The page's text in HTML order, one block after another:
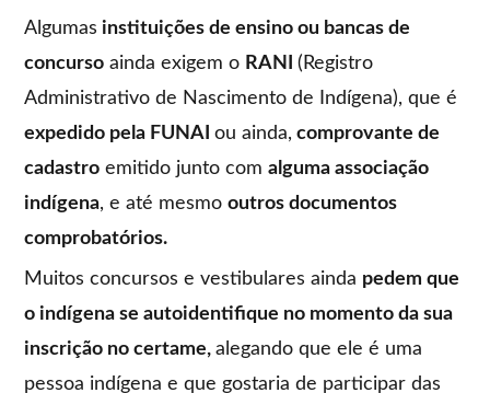
Algumas instituições de ensino ou bancas de
concurso ainda exigem o RANI(Registro
Administrativo de Nascimento de Indígena), que é
expedido pela FUNAIou ainda, comprovante de
cadastro emitido junto comalguma associação
indígena, e até mesmooutros documentos
comprobatórios.
Muitos concursos e vestibulares ainda pedem que
o indígena se autoidentifique no momento da sua
inscrição no certame,alegando que ele é uma
pessoa indígena e que gostaria de participar das